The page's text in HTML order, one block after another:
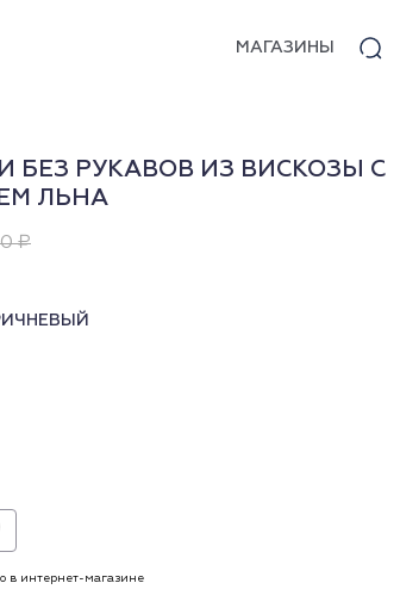
МАГАЗИНЫ
БЕЗ РУКАВОВ ИЗ ВИСКОЗЫ С
ЛЬНА
₽
в интернет-магазине